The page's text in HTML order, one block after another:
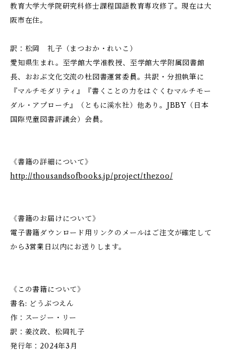
教育大学大学院研究科修士課程国語教育専攻修了。現在は大
阪市在住。
訳：松岡 礼子（まつおか・れいこ）
愛知県生まれ。至学館大学准教授、至学館大学附属図書館
長、おおぶ文化交流の杜図書運営委員。共訳・分担執筆に
『マルチモダリティ』『書くことの力をはぐくむマルチモー
ダル・アプローチ』（ともに溪水社）他あり。JBBY（日本
国際児童図書評議会）会員。
《書籍の詳細について》
http://thousandsofbooks.jp/project/thezoo/
《書籍のお届けについて》
電子書籍ダウンロード用リンクのメールはご注文が確定して
から3営業日以内にお送りします。
《この書籍について》
書名: どうぶつえん
作：スージー・リー
訳：姜汶政、松岡礼子
発行年：2024年3月